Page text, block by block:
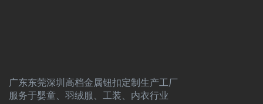
广东东莞深圳高档金属钮扣定制生产工厂
服务于婴童、羽绒服、工装、内衣行业